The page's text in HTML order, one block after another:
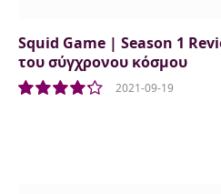
Squid Game | Season 1
του σύγχρονου κόσμου
2021-09-19